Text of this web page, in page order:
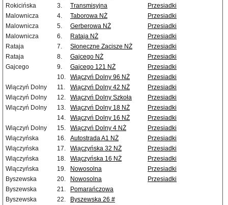
Rokicińska
3. Transmisyjna
Przesiadki
Malownicza
4. Taborowa NŻ
Przesiadki
Malownicza
5. Gerberowa NŻ
Przesiadki
Malownicza
6. Rataja NŻ
Przesiadki
Rataja
7. Słoneczne Zacisze NŻ
Przesiadki
Rataja
8. Gajcego NŻ
Przesiadki
Gajcego
9. Gajcego 121 NŻ
Przesiadki
10.
Wiączyń Dolny 96 NŻ
Przesiadki
Wiączyń Dolny
11. Wiączyń Dolny 42 NŻ
Przesiadki
Wiączyń Dolny
12. Wiączyń Dolny Szkoła
Przesiadki
Wiączyń Dolny
13. Wiączyń Dolny 18 NŻ
Przesiadki
14.
Wiączyń Dolny 16 NŻ
Przesiadki
Wiączyń Dolny
15. Wiączyń Dolny 4 NŻ
Przesiadki
Wiączyńska
16. Autostrada A1 NŻ
Przesiadki
Wiączyńska
17. Wiączyńska 32 NŻ
Przesiadki
Wiączyńska
18. Wiączyńska 16 NŻ
Przesiadki
Wiączyńska
19. Nowosolna
Przesiadki
Byszewska
20. Nowosolna
Przesiadki
Byszewska
21.
Pomarańczowa
Byszewska
22.
Byszewska 26 #